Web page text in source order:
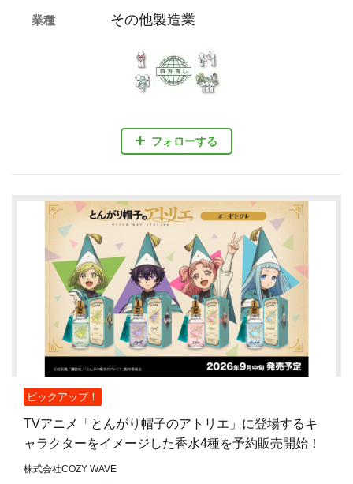
フォローする
業種 その他製造業
ピックアップ！
TVアニメ「とんがり帽子のアトリエ」に登場するキ
ャラクターをイメージした香水4種を予約販売開始！
株式会社COZY WAVE